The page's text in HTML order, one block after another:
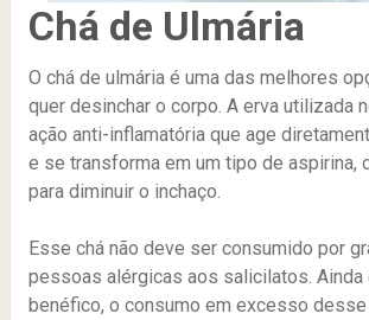
Chá de Ulmária
O chá de ulmária é uma das melhores
quer desinchar o corpo. A erva utilizada
ação anti-inflamatória que age
e se transforma em um tipo de aspirina,
para diminuir o inchaço.
Esse chá não deve ser consumido por
pessoas alérgicas aos salicilatos. Ainda
benéfico, o consumo em excesso desse